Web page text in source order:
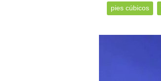
pies cúbicos